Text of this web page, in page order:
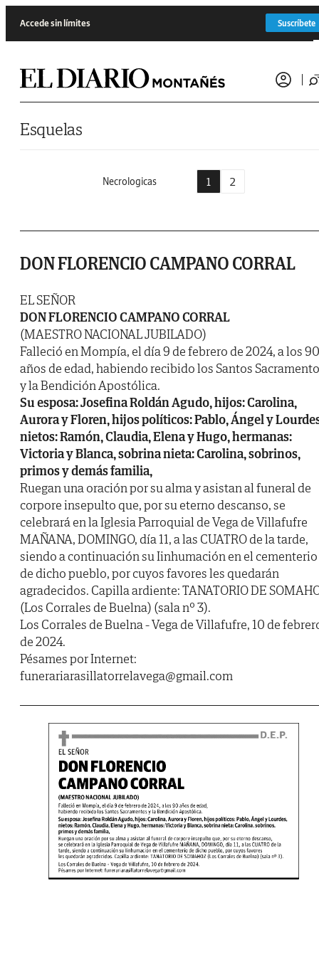
Accede sin límites Suscríbete
Esquelas
Necrologicas 1 2
DON FLORENCIO CAMPANO CORRAL
EL SEÑOR
DON FLORENCIO CAMPANO CORRAL
(MAESTRO NACIONAL JUBILADO)
Falleció en Mompía, el día 9 de febrero de 2024, a los 90
años de edad, habiendo recibido los Santos
y la Bendición Apostólica.
Su esposa: Josefina Roldán Agudo, hijos: Carolina,
Aurora y Floren, hijos políticos: Pablo, Ángel y
nietos: Ramón, Claudia, Elena y Hugo, hermanas:
Victoria y Blanca, sobrina nieta: Carolina, sobrinos,
primos y demás familia,
Ruegan una oración por su alma y asistan al funeral de
corpore insepulto que, por su eterno descanso, se
celebrará en la Iglesia Parroquial de Vega de Villafufre
MAÑANA, DOMINGO, día 11, a las CUATRO de la tarde,
siendo a continuación su Iinhumación en el cementerio
de dicho pueblo, por cuyos favores les quedarán
agradecidos. Capilla ardiente: TANATORIO DE
(Los Corrales de Buelna) (sala nº 3).
Los Corrales de Buelna - Vega de Villafufre, 10 de
de 2024.
Pésames por Internet:
funerariarasillatorrelavega@gmail.com